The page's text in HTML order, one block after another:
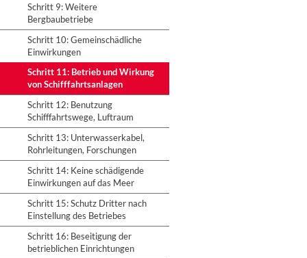
Schritt 9: Weitere
Bergbaubetriebe
Schritt 10: Gemeinschädliche
Einwirkungen
Schritt 11: Betrieb und Wirkung
von Schifffahrtsanlagen
Schritt 12: Benutzung
Schifffahrtswege, Luftraum
Schritt 13: Unterwasserkabel,
Rohrleitungen, Forschungen
Schritt 14: Keine schädigende
Einwirkungen auf das Meer
Schritt 15: Schutz Dritter nach
Einstellung des Betriebes
Schritt 16: Beseitigung der
betrieblichen Einrichtungen